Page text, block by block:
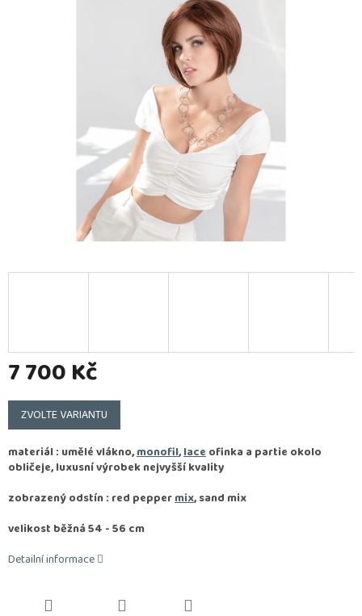
7 700 Kč
Měrná
cena:
ZVOLTE VARIANTU
materiál : umělé vlákno,monofil,laceofinka a partie okolo
obličeje, luxusní výrobek nejvyšší kvality
zobrazený odstín : red peppermix, sand mix
velikost běžná 54 - 56 cm
Detailní informace